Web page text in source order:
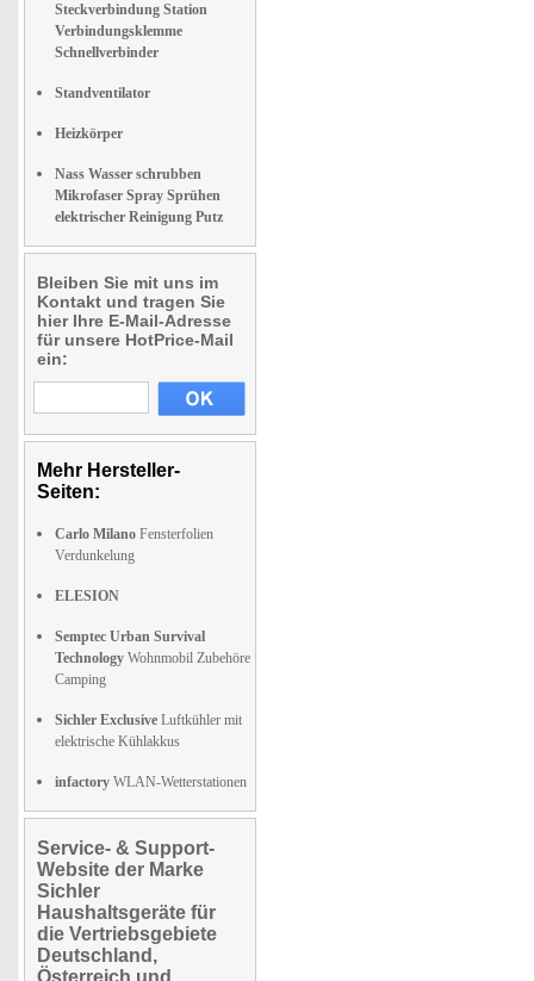
Steckverbindung Station
Verbindungsklemme
Schnellverbinder
Standventilator
Heizkörper
Nass Wasser schrubben
Mikrofaser Spray Sprühen
elektrischer Reinigung Putz
Bleiben Sie mit uns im
Kontakt und tragen Sie
hier Ihre E-Mail-Adresse
für unsere HotPrice-Mail
ein:
Mehr Hersteller-
Seiten:
Carlo Milano Fensterfolien
Verdunkelung
ELESION
Semptec Urban Survival
Technology Wohnmobil Zubehöre
Camping
Sichler Exclusive Luftkühler mit
elektrische Kühlakkus
infactory WLAN-Wetterstationen
Service- & Support-
Website der Marke
Sichler
Haushaltsgeräte für
die Vertriebsgebiete
Deutschland,
Österreich und